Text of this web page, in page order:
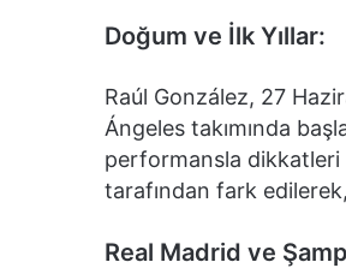
Doğum ve İlk Yıllar:
Raúl González, 27
Ángeles takımında
performansla dikkatleri
tarafından fark
Real Madrid ve